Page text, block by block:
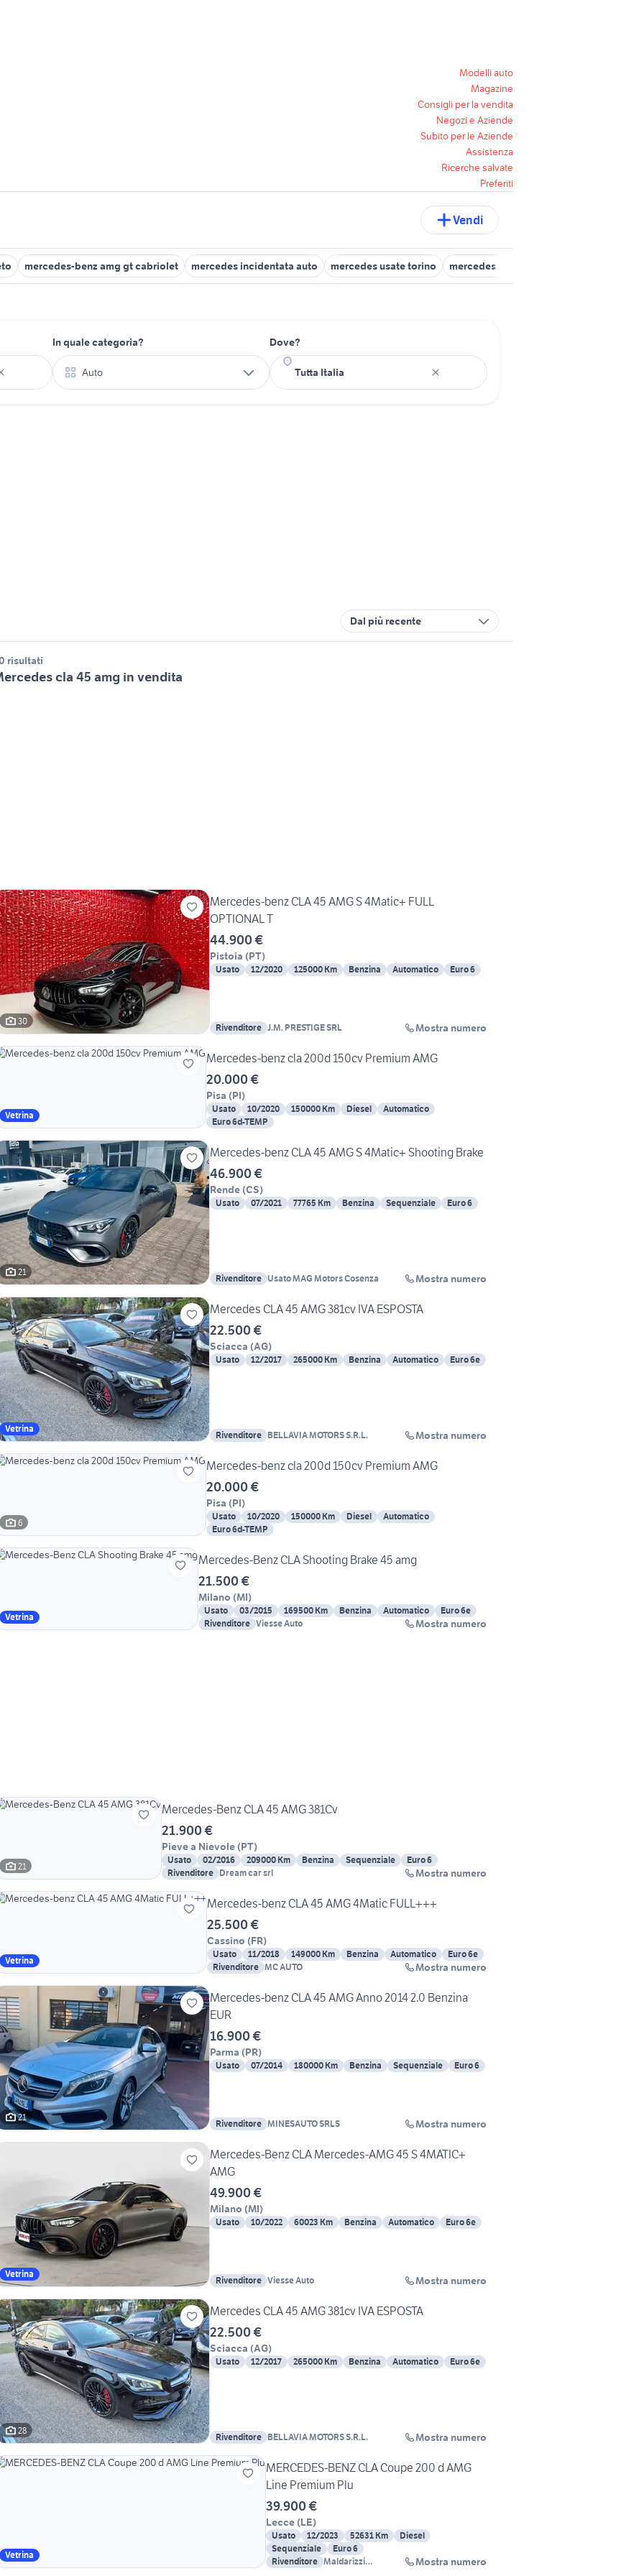
Modelli auto
Magazine
Consigli per la vendita
Negozi e Aziende
Subito per le Aziende
Assistenza
Ricerche salvate
Preferiti
Vendi
mercedes-benz amg gt cabriolet mercedes incidentata auto mercedes usate torino mercedes cla 180 usata
In quale categoria?
Auto
Dove?
Dal più recente
risultati
cla 45 amg in vendita
30
Mercedes-benz CLA 45 AMG S 4Matic+ FULL
OPTIONAL T
44.900 €
Pistoia (PT)
Usato 12/2020 125000 Km Benzina Automatico Euro 6
Rivenditore J.M. PRESTIGE SRL Mostra numero
Vetrina
Mercedes-benz cla 200d 150cv Premium AMG
20.000 €
Pisa (PI)
Usato 10/2020 150000 Km Diesel
Automatico
Euro 6d-TEMP
21
Mercedes-benz CLA 45 AMG S 4Matic+ Shooting Brake
46.900 €
Rende (CS)
Usato 07/2021 77765 Km Benzina Sequenziale Euro 6
Rivenditore Usato MAG Motors Cosenza Mostra numero
Vetrina
Mercedes CLA 45 AMG 381cv IVA ESPOSTA
22.500 €
Sciacca (AG)
Usato 12/2017 265000 Km Benzina Automatico Euro 6e
Rivenditore BELLAVIA MOTORS S.R.L. Mostra numero
6
Mercedes-benz cla 200d 150cv Premium AMG
20.000 €
Pisa (PI)
Usato 10/2020 150000 Km Diesel
Automatico
Euro 6d-TEMP
Vetrina
Mercedes-Benz CLA Shooting Brake 45 amg
21.500 €
Milano (MI)
Usato 03/2015 169500 Km Benzina Automatico
Euro 6e
Rivenditore Viesse Auto Mostra numero
21
Mercedes-Benz CLA 45 AMG 381Cv
21.900 €
Pieve a Nievole (PT)
Usato 02/2016 209000 Km Benzina Sequenziale
Euro 6
Rivenditore Dream car srl Mostra numero
Vetrina
Mercedes-benz CLA 45 AMG 4Matic FULL+++
25.500 €
Cassino (FR)
Usato 11/2018 149000 Km Benzina Automatico
Euro 6e
Rivenditore MC AUTO Mostra numero
21
Mercedes-benz CLA 45 AMG Anno 2014 2.0 Benzina
EUR
16.900 €
Parma (PR)
Usato 07/2014 180000 Km Benzina Sequenziale Euro 6
Rivenditore MINESAUTO SRLS Mostra numero
Vetrina
Mercedes-Benz CLA Mercedes-AMG 45 S 4MATIC+
AMG
49.900 €
Milano (MI)
Usato 10/2022 60023 Km Benzina Automatico Euro 6e
Rivenditore Viesse Auto Mostra numero
28
Mercedes CLA 45 AMG 381cv IVA ESPOSTA
22.500 €
Sciacca (AG)
Usato 12/2017 265000 Km Benzina Automatico Euro 6e
Rivenditore BELLAVIA MOTORS S.R.L. Mostra numero
Vetrina
MERCEDES-BENZ CLA Coupe 200 d AMG
Line Premium Plu
39.900 €
Lecce (LE)
Usato 12/2023 52631 Km
Diesel
Sequenziale
Euro 6
Rivenditore Maldarizzi
Mostra numero